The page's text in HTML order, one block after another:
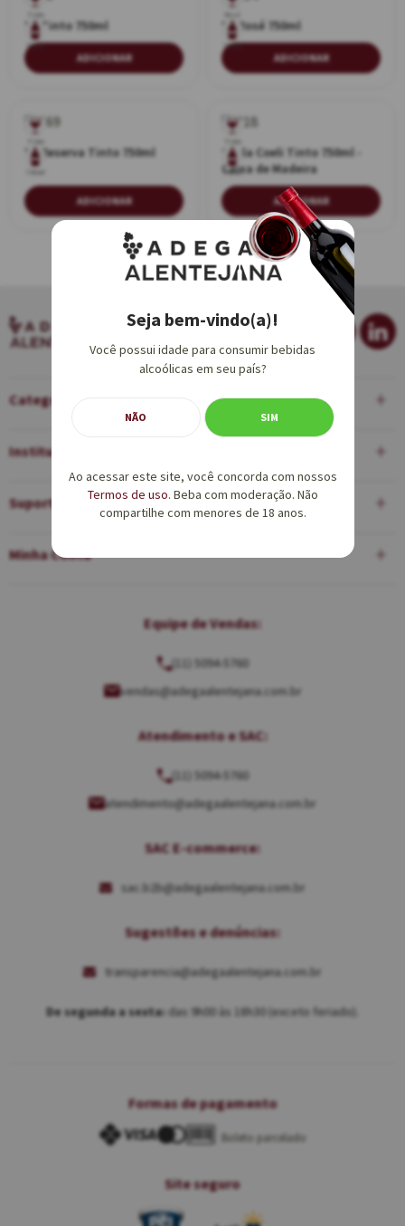
EA Tinto 750ml
ADICIONAR
750ml
EA Rosé 750ml
ADICIONAR
750ml
EA Reserva Tinto 750ml
ADICIONAR
Scala Coeli Tinto 750ml -
Caixa de Madeira
ADICIONAR
750ml
Categorias
Institucional
Suporte
Minha Conta
Equipe de Vendas:
(11) 5094-5760
vendas@adegaalentejana.com.br
Atendimento e SAC:
(11) 5094-5760
atendimento@adegaalentejana.com.br
SAC E-commerce:
sac.b2b@adegaalentejana.com.br
Sugestões e denúncias:
transparencia@adegaalentejana.com.br
De segunda a sexta: das 9h00 às 18h30 (exceto feriado).
Formas de pagamento
Boleto parcelado
Site seguro
Seja bem-vindo(a)!
Você possui idade para consumir bebidas
alcoólicas em seu país?
NÃO SIM
Ao acessar este site, você concorda com nossos
Termos de uso. Beba com moderação. Não
compartilhe com menores de 18 anos.